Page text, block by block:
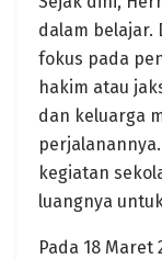
dalam belajar.
fokus pada
hakim atau
dan keluarga
kegiatan
luangnya
Pada 18